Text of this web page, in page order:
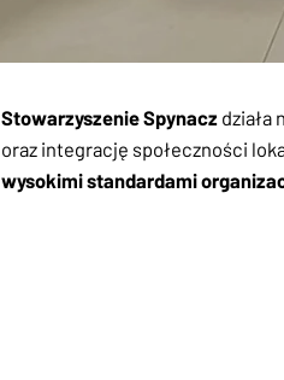
Stowarzyszenie Spynacz działa
oraz integrację społeczności
wysokimi standardami